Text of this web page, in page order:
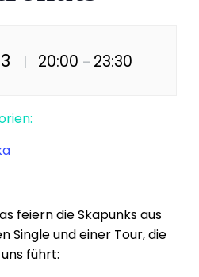
20:00 – 23:30
feiern die Skapunks aus
Single und einer Tour, die
führt: